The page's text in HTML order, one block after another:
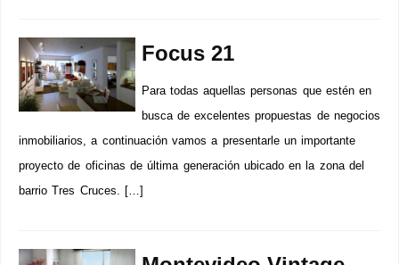
Focus 21
Para todas aquellas personas que estén en
busca de excelentes propuestas de negocios
inmobiliarios, a continuación vamos a presentarle un importante
proyecto de oficinas de última generación ubicado en la zona del
barrio Tres Cruces. […]